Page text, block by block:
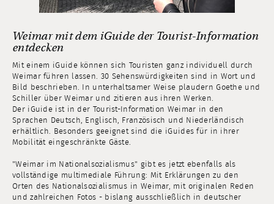
Weimar mit dem iGuide der Tourist-Information
entdecken
Mit einem iGuide können sich Touristen ganz individuell durch
Weimar führen lassen. 30 Sehenswürdigkeiten sind in Wort und
Bild beschrieben. In unterhaltsamer Weise plaudern Goethe und
Schiller über Weimar und zitieren aus ihren Werken.
Der iGuide ist in der Tourist-Information Weimar in den
Sprachen Deutsch, Englisch, Französisch und Niederländisch
erhältlich. Besonders geeignet sind die iGuides für in ihrer
Mobilität eingeschränkte Gäste.
"Weimar im Nationalsozialismus" gibt es jetzt ebenfalls als
vollständige multimediale Führung: Mit Erklärungen zu den
Orten des Nationalsozialismus in Weimar, mit originalen Reden
und zahlreichen Fotos - bislang ausschließlich in deutscher